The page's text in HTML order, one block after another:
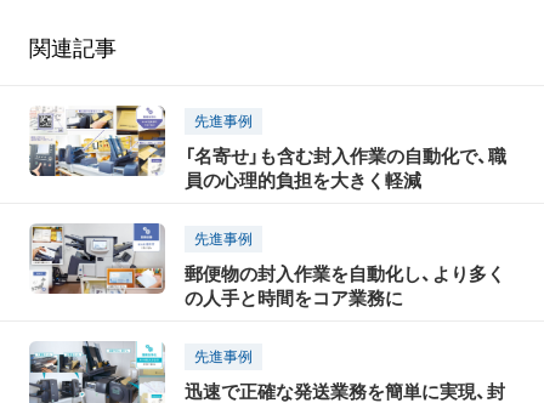
関連記事
先進事例
「名寄せ」も含む封入作業の自動化で、職
員の心理的負担を大きく軽減
先進事例
郵便物の封入作業を自動化し、より多く
の人手と時間をコア業務に
先進事例
迅速で正確な発送業務を簡単に実現、封